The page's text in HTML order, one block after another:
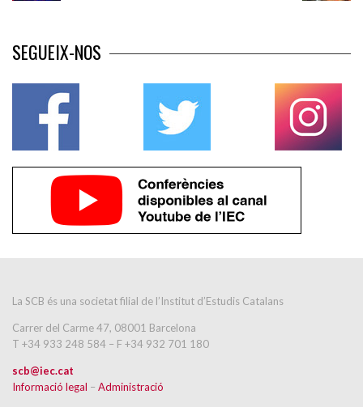
SEGUEIX-NOS
La SCB és una societat filial de l’Institut d’Estudis Catalans
Carrer del Carme 47, 08001 Barcelona
T +34 933 248 584 – F +34 932 701 180
scb@iec.cat
Informació legal – Administració